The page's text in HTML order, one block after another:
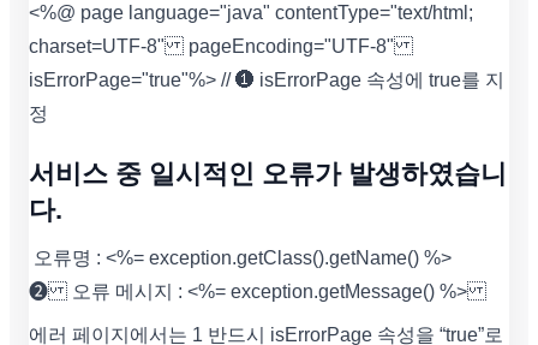
<%@ page language="java" contentType="text/html;
charset=UTF-8" pageEncoding="UTF-8"
isErrorPage="true"%> // ❶ isErrorPage 속성에 true를 지
정
서비스 중 일시적인 오류가 발생하였습니
다.
오류명 : <%= exception.getClass().getName() %>
❷ 오류 메시지 : <%= exception.getMessage() %>
에러 페이지에서는 1 반드시 isErrorPage 속성을 “true”로